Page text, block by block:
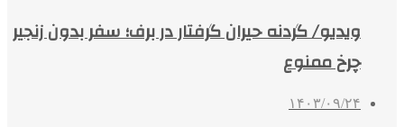
ویدیو/ گردنه حیران گرفتار در برف؛ سفر بدون زنجیر
چرخ ممنوع
۱۴۰۳/۰۹/۲۴